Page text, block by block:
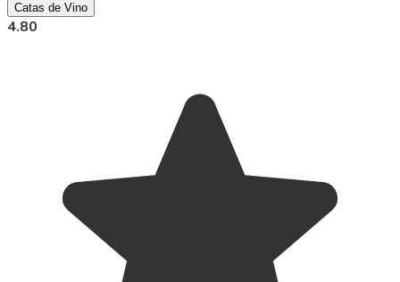
Catas de Vino
4.80